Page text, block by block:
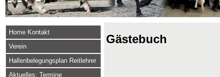
Home Kontakt
Verein
Hallenbelegungsplan Reitlehrer
Aktuelles: Termine
Gästebuch